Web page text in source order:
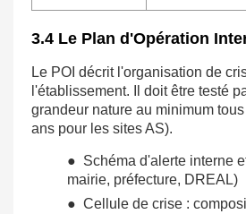
3.4 Le Plan d'Opération
Le POI décrit l'organisation de
l'établissement. Il doit être testé
grandeur nature au minimum
ans pour les sites AS).
● Schéma d'alerte interne
mairie, préfecture, DREAL)
● Cellule de crise :